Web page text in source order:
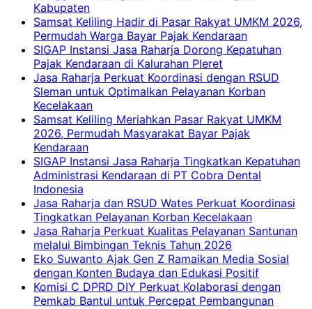
Kabupaten
Samsat Keliling Hadir di Pasar Rakyat UMKM 2026,
Permudah Warga Bayar Pajak Kendaraan
SIGAP Instansi Jasa Raharja Dorong Kepatuhan
Pajak Kendaraan di Kalurahan Pleret
Jasa Raharja Perkuat Koordinasi dengan RSUD
Sleman untuk Optimalkan Pelayanan Korban
Kecelakaan
Samsat Keliling Meriahkan Pasar Rakyat UMKM
2026, Permudah Masyarakat Bayar Pajak
Kendaraan
SIGAP Instansi Jasa Raharja Tingkatkan Kepatuhan
Administrasi Kendaraan di PT Cobra Dental
Indonesia
Jasa Raharja dan RSUD Wates Perkuat Koordinasi
Tingkatkan Pelayanan Korban Kecelakaan
Jasa Raharja Perkuat Kualitas Pelayanan Santunan
melalui Bimbingan Teknis Tahun 2026
Eko Suwanto Ajak Gen Z Ramaikan Media Sosial
dengan Konten Budaya dan Edukasi Positif
Komisi C DPRD DIY Perkuat Kolaborasi dengan
Pemkab Bantul untuk Percepat Pembangunan